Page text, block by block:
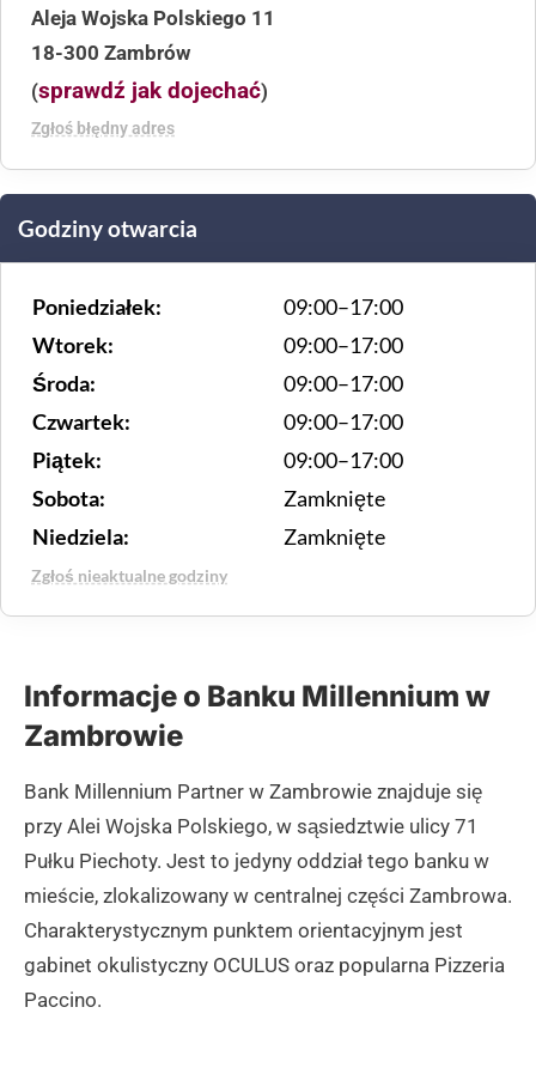
Aleja Wojska Polskiego 11
18-300 Zambrów
(sprawdź jak dojechać)
Zgłoś błędny adres
Godziny otwarcia
Poniedziałek:
09:00–17:00
Wtorek:
09:00–17:00
Środa:
09:00–17:00
Czwartek:
09:00–17:00
Piątek:
09:00–17:00
Sobota:
Zamknięte
Niedziela:
Zamknięte
Zgłoś nieaktualne godziny
Informacje o Banku Millennium w
Zambrowie
Bank Millennium Partner w Zambrowie znajduje się
przy Alei Wojska Polskiego, w sąsiedztwie ulicy 71
Pułku Piechoty. Jest to jedyny oddział tego banku w
mieście, zlokalizowany w centralnej części Zambrowa.
Charakterystycznym punktem orientacyjnym jest
gabinet okulistyczny OCULUS oraz popularna Pizzeria
Paccino.